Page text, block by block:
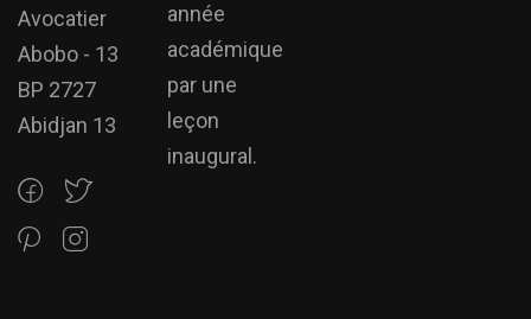
Avocatier
Abobo - 13
BP 2727
Abidjan 13
année
académique
par une
leçon
inaugural.